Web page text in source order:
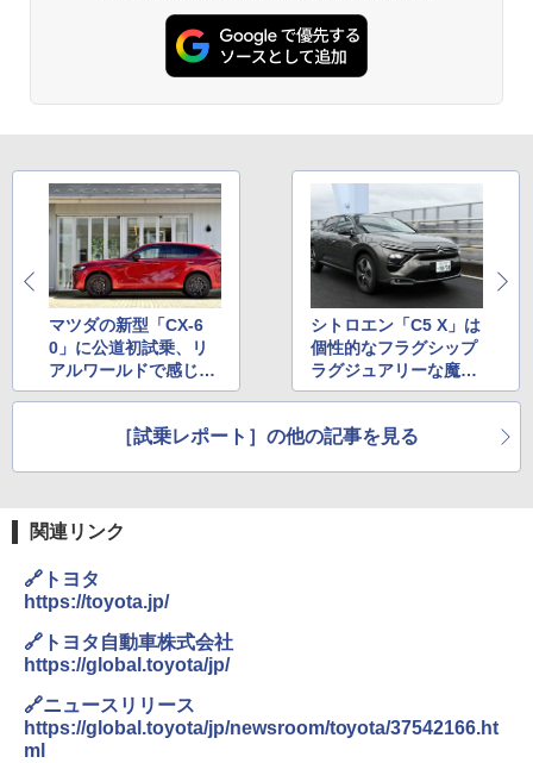
マツダの新型「CX-6
0」に公道初試乗、リ
アルワールドで感じた
こととは
シトロエン「C5 X」は
個性的なフラグシップ
ラグジュアリーな魔法
の絨毯を堪能
［試乗レポート］の他の記事を見る
関連リンク
🔗トヨタ
https://toyota.jp/
🔗トヨタ自動車株式会社
https://global.toyota/jp/
🔗ニュースリリース
https://global.toyota/jp/newsroom/toyota/37542166.ht
ml